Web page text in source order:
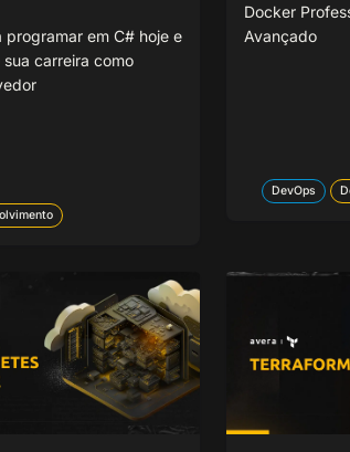
programar em C# hoje e
carreira como
Docker
Avançado
DevOps